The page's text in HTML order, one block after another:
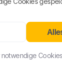
ein grüner Tarif
passen.
Tarif
notwendige Cookies